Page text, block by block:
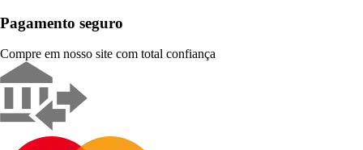
Pagamento seguro
Compre em nosso site com total confiança